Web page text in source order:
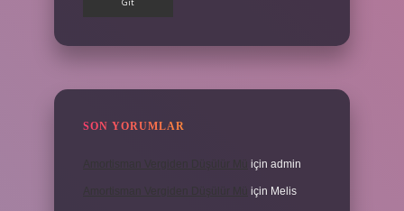
SON YORUMLAR
için admin
için Melis